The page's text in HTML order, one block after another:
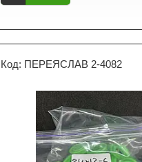
ПЕРЕЯСЛАВ 2-4082